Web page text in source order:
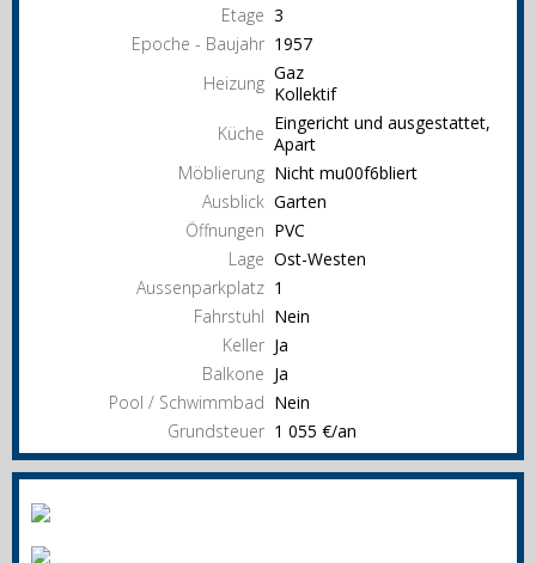
Etage 3
Epoche - Baujahr 1957
Heizung Gaz
Kollektif
Küche Eingericht und ausgestattet,
Apart
Möblierung Nicht mu00f6bliert
Ausblick Garten
Öffnungen PVC
Lage Ost-Westen
Aussenparkplatz 1
Fahrstuhl Nein
Keller Ja
Balkone Ja
Pool / Schwimmbad Nein
Grundsteuer 1 055 €/an